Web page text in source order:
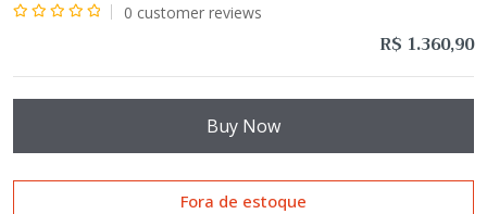
0 customer reviews
R$ 1.360,90
Buy Now
Fora de estoque